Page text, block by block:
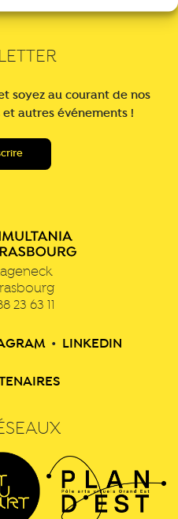
soyez au courant de nos
autres événements !
23 63 11
• LINKEDIN